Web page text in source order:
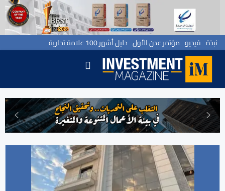
نبذة فيديو مؤتمر عدن الأول دليل أشهر 100 علامة تجارية